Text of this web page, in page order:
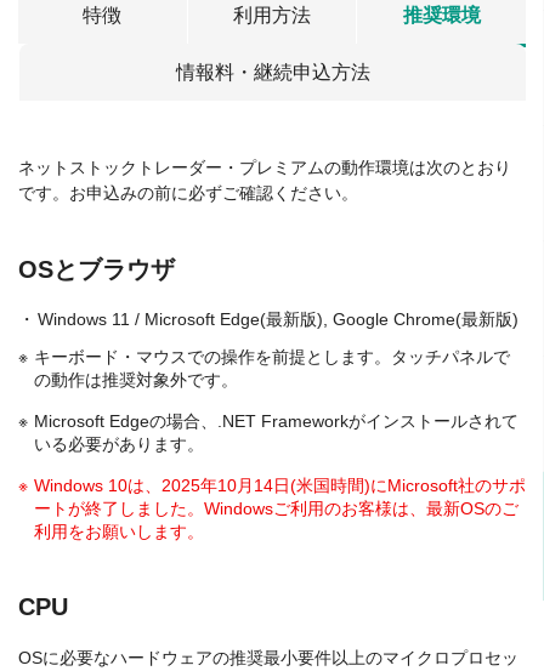
特徴 利用方法 推奨環境
情報料・継続申込方法
ネットストックトレーダー・プレミアムの動作環境は次のとおり
です。お申込みの前に必ずご確認ください。
OSとブラウザ
Windows 11 / Microsoft Edge(最新版), Google Chrome(最新版)
キーボード・マウスでの操作を前提とします。タッチパネルで
の動作は推奨対象外です。
Microsoft Edgeの場合、.NET Frameworkがインストールされて
いる必要があります。
Windows 10は、2025年10月14日(米国時間)にMicrosoft社のサポ
ートが終了しました。Windowsご利用のお客様は、最新OSのご
利用をお願いします。
CPU
OSに必要なハードウェアの推奨最小要件以上のマイクロプロセッ